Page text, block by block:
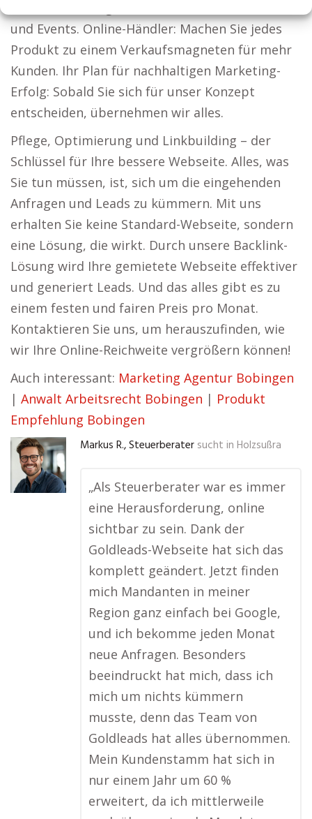
und Events. Online-Händler: Machen Sie jedes
Produkt zu einem Verkaufsmagneten für mehr
Kunden. Ihr Plan für nachhaltigen Marketing-
Erfolg: Sobald Sie sich für unser Konzept
entscheiden, übernehmen wir alles.
Pflege, Optimierung und Linkbuilding – der
Schlüssel für Ihre bessere Webseite. Alles, was
Sie tun müssen, ist, sich um die eingehenden
Anfragen und Leads zu kümmern. Mit uns
erhalten Sie keine Standard-Webseite, sondern
eine Lösung, die wirkt. Durch unsere Backlink-
Lösung wird Ihre gemietete Webseite effektiver
und generiert Leads. Und das alles gibt es zu
einem festen und fairen Preis pro Monat.
Kontaktieren Sie uns, um herauszufinden, wie
wir Ihre Online-Reichweite vergrößern können!
Auch interessant: Marketing Agentur Bobingen
| Anwalt Arbeitsrecht Bobingen | Produkt
Empfehlung Bobingen
Markus R., Steuerberater sucht in Holzsußra
„Als Steuerberater war es immer
eine Herausforderung, online
sichtbar zu sein. Dank der
Goldleads-Webseite hat sich das
komplett geändert. Jetzt finden
mich Mandanten in meiner
Region ganz einfach bei Google,
und ich bekomme jeden Monat
neue Anfragen. Besonders
beeindruckt hat mich, dass ich
mich um nichts kümmern
musste, denn das Team von
Goldleads hat alles übernommen.
Mein Kundenstamm hat sich in
nur einem Jahr um 60 %
erweitert, da ich mittlerweile